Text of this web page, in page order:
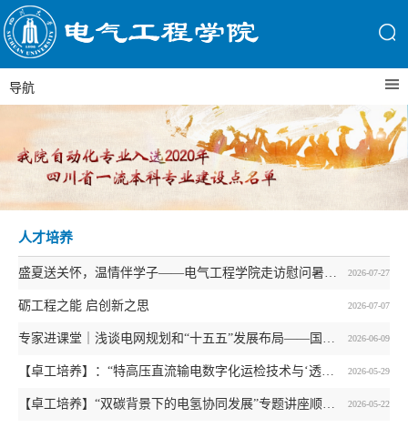
导航
人才培养
2026-07-27
2026-07-07
砺工程之能 启创新之思
2026-06-09
2026-05-29
2026-05-22